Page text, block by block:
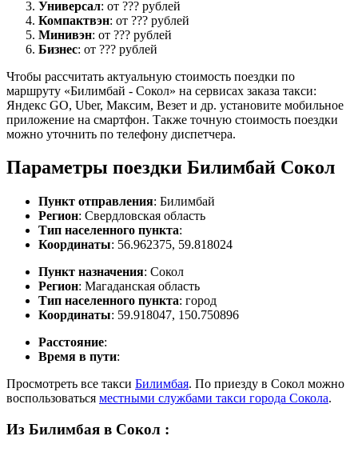
Универсал: от ??? рублей
Компактвэн: от ??? рублей
Минивэн: от ??? рублей
Бизнес: от ??? рублей
Чтобы рассчитать актуальную стоимость поездки по
маршруту «Билимбай - Сокол» на сервисах заказа такси:
Яндекс GO, Uber, Максим, Везет и др. установите мобильное
приложение на смартфон. Также точную стоимость поездки
можно уточнить по телефону диспетчера.
Параметры поездки Билимбай Сокол
Пункт отправления: Билимбай
Регион: Свердловская область
Тип населенного пункта:
Координаты: 56.962375, 59.818024
Пункт назначения: Сокол
Регион: Магаданская область
Тип населенного пункта: город
Координаты: 59.918047, 150.750896
Расстояние:
Время в пути:
Просмотреть все такси Билимбая. По приезду в Сокол можно
воспользоваться местными службами такси города Сокола.
Из Билимбая в Сокол :